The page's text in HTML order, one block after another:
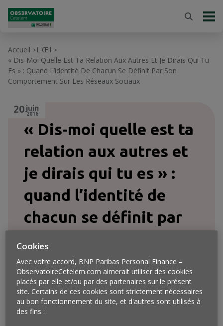
Accueil >L'Œil >
« Dis-Moi Quelle Est Ta Relation Aux Autres Et Je Dirais Qui Tu
Es » : Quand L’identité De Chacun Se Définit Par Son
Comportement Sur Les Réseaux Sociaux
« Dis-moi quelle est ta
relation aux autres et
je dirais qui tu es » :
quand l’identité de
chacun se définit par
son comportement sur
les réseaux sociaux
20 juin
2016
Cookies
Avec votre accord, BNP Paribas Personal Finance –
ObservatoireCetelem.com aimerait utiliser des cookies
placés par elle et/ou par des partenaires sur le présent
site. Certains de ces cookies sont strictement nécessaires
au bon fonctionnement du site, et d'autres sont utilisés à
des fins :